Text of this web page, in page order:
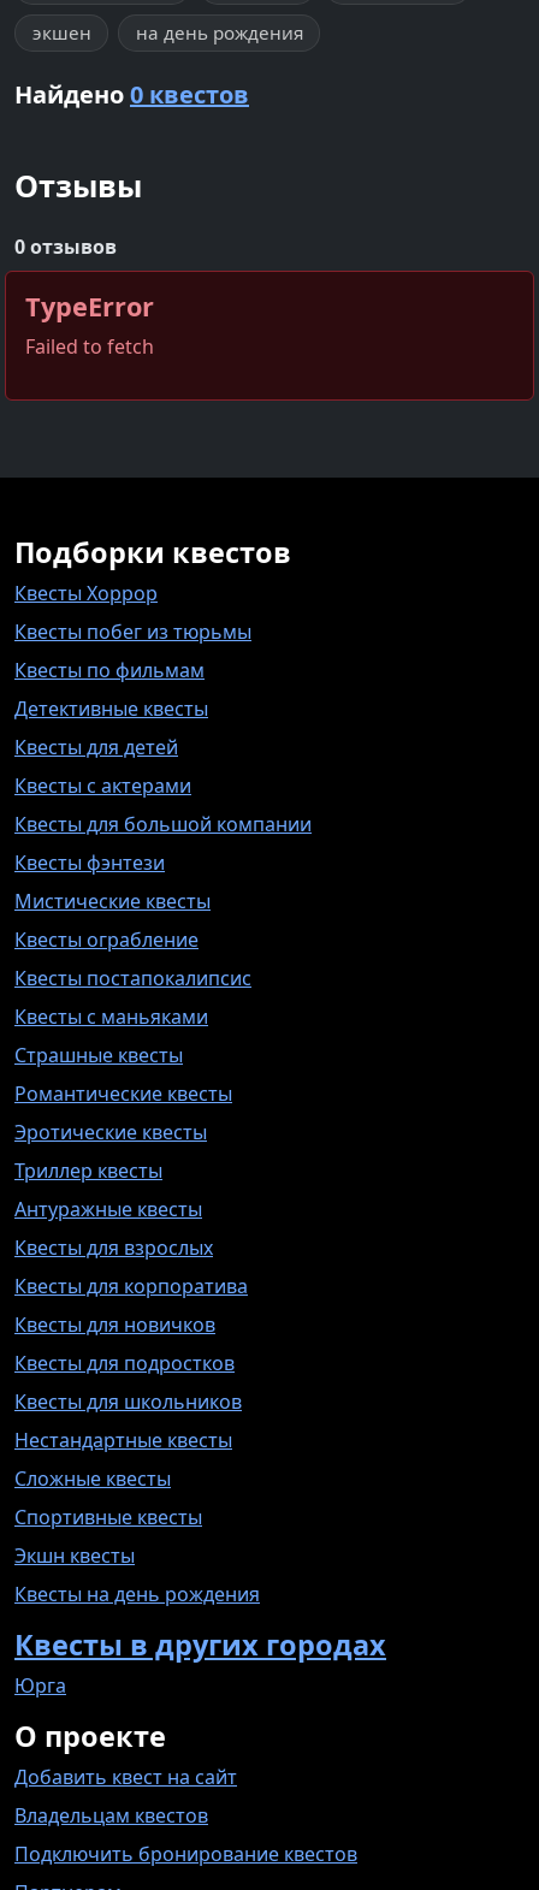
экшен
на день рождения
Найдено0 квестов
Отзывы
0 отзывов
TypeError
Failed to fetch
Подборки квестов
Квесты Хоррор
Квесты побег из тюрьмы
Квесты по фильмам
Детективные квесты
Квесты для детей
Квесты с актерами
Квесты для большой компании
Квесты фэнтези
Мистические квесты
Квесты ограбление
Квесты постапокалипсис
Квесты с маньяками
Страшные квесты
Романтические квесты
Эротические квесты
Триллер квесты
Антуражные квесты
Квесты для взрослых
Квесты для корпоратива
Квесты для новичков
Квесты для подростков
Квесты для школьников
Нестандартные квесты
Сложные квесты
Спортивные квесты
Экшн квесты
Квесты на день рождения
Квесты в других городах
Юрга
О проекте
Добавить квест на сайт
Владельцам квестов
Подключить бронирование квестов